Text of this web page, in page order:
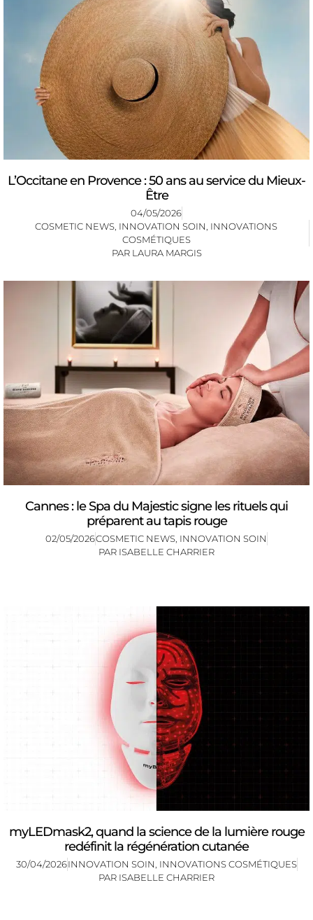
L’Occitane en Provence : 50 ans au service du Mieux-
Être
04/05/2026
COSMETIC NEWS INNOVATION SOIN INNOVATIONS
COSMÉTIQUES
PAR LAURA MARGIS
Cannes : le Spa du Majestic signe les rituels qui
préparent au tapis rouge
02/05/2026COSMETIC NEWS INNOVATION SOIN
PAR ISABELLE CHARRIER
myLEDmask2, quand la science de la lumière rouge
redéfinit la régénération cutanée
30/04/2026INNOVATION SOIN INNOVATIONS COSMÉTIQUES
PAR ISABELLE CHARRIER